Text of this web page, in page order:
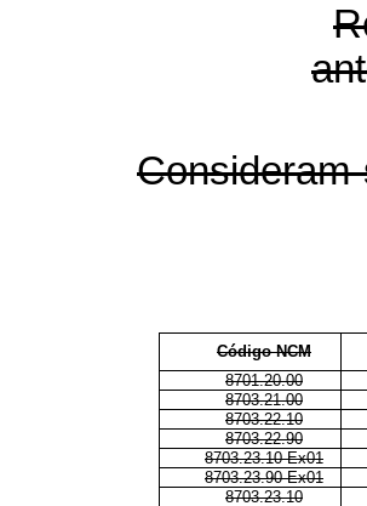
Código NCM
8701.20.00
8703.21.00
8703.22.10
8703.22.90
8703.23.10 Ex01
8703.23.90 Ex01
8703.23.10